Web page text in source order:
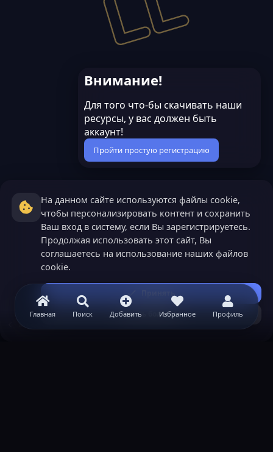
Главная Поиск Добавить Избранное Профиль
Внимание!
Для того что-бы скачивать наши
ресурсы, у вас должен быть
аккаунт!
Пройти простую регистрацию
На данном сайте используются файлы cookie,
чтобы персонализировать контент и сохранить
Ваш вход в систему, если Вы зарегистрируетесь.
Продолжая использовать этот сайт, Вы
соглашаетесь на использование наших файлов
cookie.
Принять
Узнать больше...